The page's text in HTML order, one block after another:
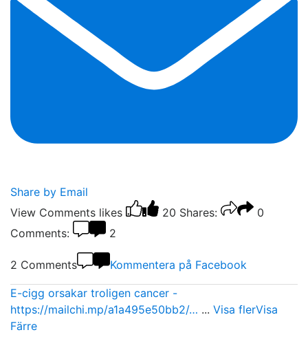
Share by Email
View Comments likes 20 Shares:
0
Comments:
2
2 Comments Kommentera på Facebook
E-cigg orsakar troligen cancer -
https://mailchi.mp/a1a495e50bb2/… ... Visa flerVisa
Färre